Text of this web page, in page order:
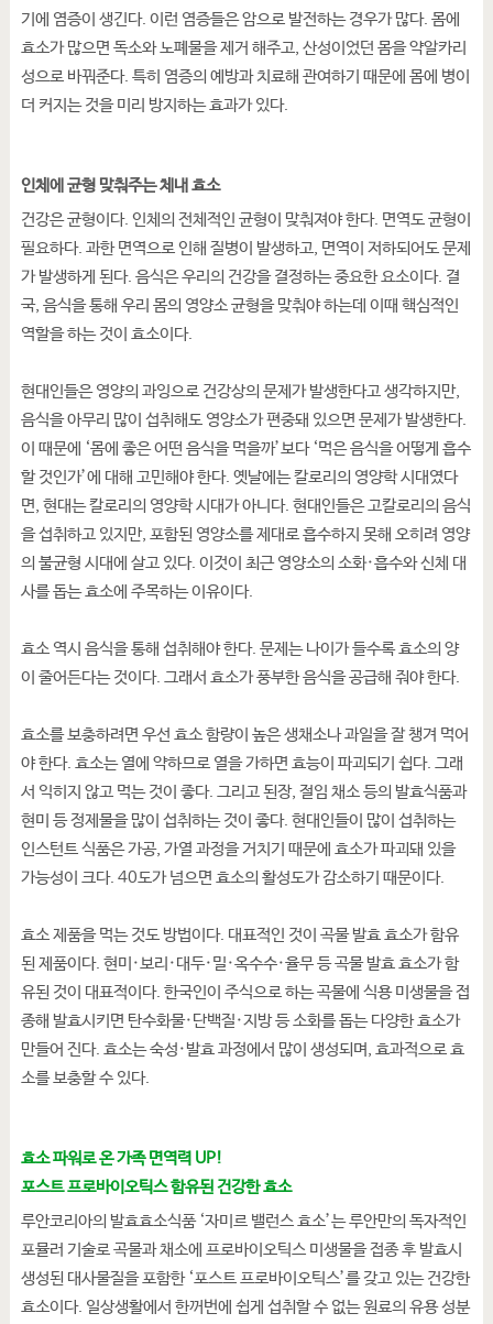
기에 염증이 생긴다. 이런 염증들은 암으로 발전하는 경우가 많다. 몸에
효소가 많으면 독소와 노폐물을 제거 해주고, 산성이었던 몸을 약알카리
성으로 바꿔준다. 특히 염증의 예방과 치료해 관여하기 때문에 몸에 병이
더 커지는 것을 미리 방지하는 효과가 있다.
인체에 균형 맞춰주는 체내 효소
건강은 균형이다. 인체의 전체적인 균형이 맞춰져야 한다. 면역도 균형이
필요하다. 과한 면역으로 인해 질병이 발생하고, 면역이 저하되어도 문제
가 발생하게 된다. 음식은 우리의 건강을 결정하는 중요한 요소이다. 결
국, 음식을 통해 우리 몸의 영양소 균형을 맞춰야 하는데 이때 핵심적인
역할을 하는 것이 효소이다.
현대인들은 영양의 과잉으로 건강상의 문제가 발생한다고 생각하지만,
음식을 아무리 많이 섭취해도 영양소가 편중돼 있으면 문제가 발생한다.
이 때문에 ‘몸에 좋은 어떤 음식을 먹을까’보다 ‘먹은 음식을 어떻게 흡수
할 것인가’에 대해 고민해야 한다. 옛날에는 칼로리의 영양학 시대였다
면, 현대는 칼로리의 영양학 시대가 아니다. 현대인들은 고칼로리의 음식
을 섭취하고 있지만, 포함된 영양소를 제대로 흡수하지 못해 오히려 영양
의 불균형 시대에 살고 있다. 이것이 최근 영양소의 소화·흡수와 신체 대
사를 돕는 효소에 주목하는 이유이다.
효소 역시 음식을 통해 섭취해야 한다. 문제는 나이가 들수록 효소의 양
이 줄어든다는 것이다. 그래서 효소가 풍부한 음식을 공급해 줘야 한다.
효소를 보충하려면 우선 효소 함량이 높은 생채소나 과일을 잘 챙겨 먹어
야 한다. 효소는 열에 약하므로 열을 가하면 효능이 파괴되기 쉽다. 그래
서 익히지 않고 먹는 것이 좋다. 그리고 된장, 절임 채소 등의 발효식품과
현미 등 정제물을 많이 섭취하는 것이 좋다. 현대인들이 많이 섭취하는
인스턴트 식품은 가공, 가열 과정을 거치기 때문에 효소가 파괴돼 있을
가능성이 크다. 40도가 넘으면 효소의 활성도가 감소하기 때문이다.
효소 제품을 먹는 것도 방법이다. 대표적인 것이 곡물 발효 효소가 함유
된 제품이다. 현미·보리·대두·밀·옥수수·율무 등 곡물 발효 효소가 함
유된 것이 대표적이다. 한국인이 주식으로 하는 곡물에 식용 미생물을 접
종해 발효시키면 탄수화물·단백질·지방 등 소화를 돕는 다양한 효소가
만들어 진다. 효소는 숙성·발효 과정에서 많이 생성되며, 효과적으로 효
소를 보충할 수 있다.
효소 파워로 온 가족 면역력 UP!
포스트 프로바이오틱스 함유된 건강한 효소
루안코리아의 발효효소식품 ‘자미르 밸런스 효소’는 루안만의 독자적인
포뮬러 기술로 곡물과 채소에 프로바이오틱스 미생물을 접종 후 발효시
생성된 대사물질을 포함한 ‘포스트 프로바이오틱스’를 갖고 있는 건강한
효소이다. 일상생활에서 한꺼번에 쉽게 섭취할 수 없는 원료의 유용 성분